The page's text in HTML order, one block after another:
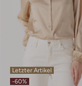
Letzter Artikel
-60%